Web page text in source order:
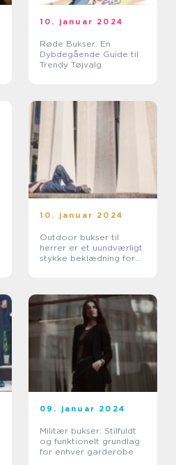
10. januar 2024
Røde Bukser: En
Dybdegående Guide til
Trendy Tøjvalg
10. januar 2024
Outdoor bukser til
herrer er et uundværligt
stykke beklædning for
09. januar 2024
Militær bukser: Stilfuldt
og funktionelt grundlag
for enhver garderobe